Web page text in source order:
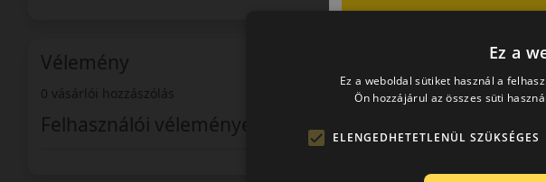
Vélemény
0 vásárlói hozzászólás
Felhasználói vélemények
Ez a
Ez a weboldal sütiket használ a
Ön hozzájárul az összes süti
ELENGEDHETETLENÜL SZÜKSÉGES